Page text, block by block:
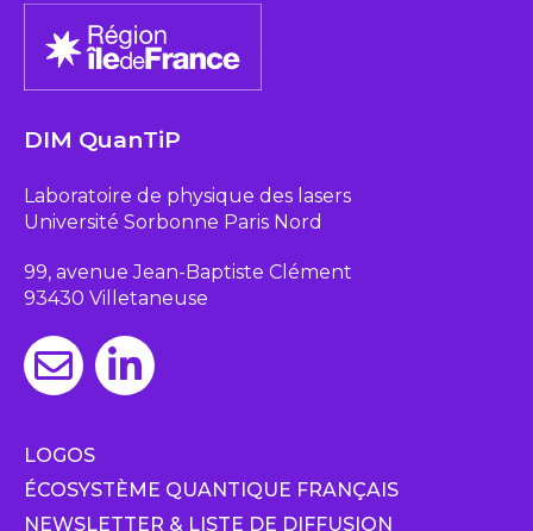
DIM QuanTiP
Laboratoire de physique des lasers
Université Sorbonne Paris Nord
99, avenue Jean-Baptiste Clément
93430 Villetaneuse
LOGOS
ÉCOSYSTÈME QUANTIQUE FRANÇAIS
NEWSLETTER & LISTE DE DIFFUSION